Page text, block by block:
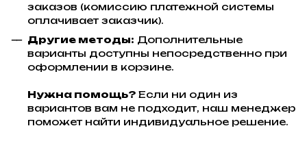
заказов (комиссию платежной системы
оплачивает заказчик).
Другие методы: Дополнительные
варианты доступны непосредственно при
оформлении в корзине.
Нужна помощь? Если ни один из
вариантов вам не подходит, наш менеджер
поможет найти индивидуальное решение.